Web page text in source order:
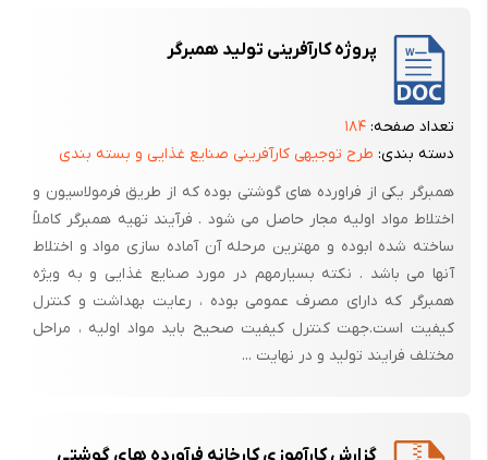
طبق استاندارد اضافه کردن سایر ضمایم خوراکی لاشه دام مثل گوشت کله یا
بناگوش درتهیه همبرگر ممنوع است ولی از آنجائیکه کنترل خاصی برروی این
مواد وجود ندارد متأسفانه برخی از کارخانجات جهت کاهش قیمت تمام شده از
این گوشت ها استفاده می کنند. (3)
مواد اولیه
گوشت پایه اصلی تهیه همبرگر است که گوشت مورد استفاده می تواند از
قسمت های مختلف بدن دام باشد نوع گوشت و مقدار چربی درتعیین کیفیت
محصول نهایی بسیار حائز اهمیت است درتهیه همبرگر بیشتر از گوشت قلوه
گاه سردست و گردن که کیفیت بهتری دارند نیز مصرف می شود برخی
پروژه کارآفرینی تولید همبرگر
تعداد صفحه: ۱۸۴
دسته بندی: طرح توجیهی کارآفرینی صنایع غذایی و بسته بندی
همبرگر یکی از فراورده های گوشتی بوده که از طریق فرمولاسیون و
اختلاط مواد اولیه مجار حاصل می شود . فرآیند تهیه همبرگر کاملاً
ساخته شده ابوده و مهترین مرحله آن آماده سازی مواد و اختلاط
آنها می باشد . نکته بسیارمهم در مورد صنایع غذایی و به ویژه
همبرگر که دارای مصرف عمومی بوده ، رعایت بهداشت و کنترل
کیفیت است.جهت کنترل کیفیت صحیح باید مواد اولیه ، مراحل
مختلف فرایند تولید و در نهایت ...
گزارش کارآموزی کارخانه فرآورده‌ های گوشتی